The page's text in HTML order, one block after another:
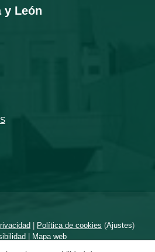
y León
| Política de cookies (Ajustes)
| Mapa web